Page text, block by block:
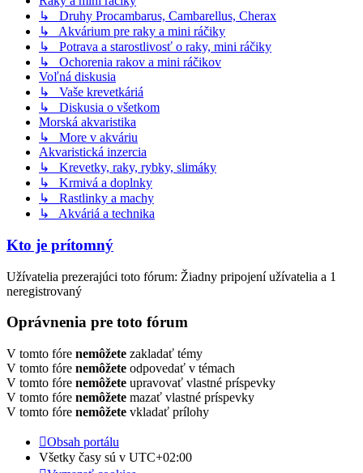
↳ Druhy Procambarus, Cambarellus, Cherax
↳ Akvárium pre raky a mini ráčiky
↳ Potrava a starostlivosť o raky, mini ráčiky
↳ Ochorenia rakov a mini ráčikov
Voľná diskusia
↳ Vaše krevetkáriá
↳ Diskusia o všetkom
Morská akvaristika
↳ More v akváriu
Akvaristická inzercia
↳ Krevetky, raky, rybky, slimáky
↳ Krmivá a doplnky
↳ Rastlinky a machy
↳ Akváriá a technika
Kto je prítomný
Užívatelia prezerajúci toto fórum: Žiadny pripojení užívatelia a 1
neregistrovaný
Oprávnenia pre toto fórum
V tomto fóre nemôžete zakladať témy
V tomto fóre nemôžete odpovedať v témach
V tomto fóre nemôžete upravovať vlastné príspevky
V tomto fóre nemôžete mazať vlastné príspevky
V tomto fóre nemôžete vkladať prílohy
Obsah portálu
Všetky časy sú v UTC+02:00